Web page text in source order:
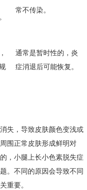
常不传染。
通常是暂时性的，炎
症消退后可能恢复。
失，导致皮肤颜色变浅或
围正常皮肤形成鲜明对
，小腿上长小色素脱失症
。不同的原因会导致不同
重要。